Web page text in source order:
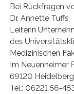
Bei Rückfragen
Dr. Annette Tuffs
Leiterin
des
Medizinischen
Im Neuenheimer
69120 Heidelberg
Tel.: 06221 56-